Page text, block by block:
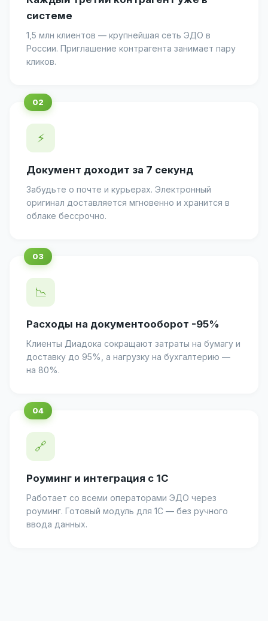
системе
1,5 млн клиентов — крупнейшая сеть ЭДО в
России. Приглашение контрагента занимает пару
кликов.
⚡
Документ доходит за 7 секунд
Забудьте о почте и курьерах. Электронный
оригинал доставляется мгновенно и хранится в
облаке бессрочно.
📉
Расходы на документооборот -95%
Клиенты Диадока сокращают затраты на бумагу и
доставку до 95%, а нагрузку на бухгалтерию —
на 80%.
🔗
Роуминг и интеграция с 1С
Работает со всеми операторами ЭДО через
роуминг. Готовый модуль для 1С — без ручного
ввода данных.